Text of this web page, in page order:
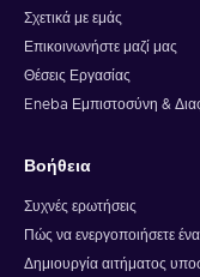
Σχετικά με εμάς
Επικοινωνήστε μαζί μας
Θέσεις Εργασίας
Eneba Εμπιστοσύνη &
Βοήθεια
Συχνές ερωτήσεις
Πώς να ενεργοποιήσετε ένα
Δημιουργία αιτήματος